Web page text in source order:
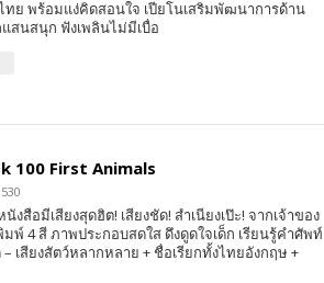
ทย พร้อมแง่คิดสอนใจ เปียโนเสริมพัฒนาการด้าน
แสนสนุก ฟังเพลินไม่มีเบื่อ
100 First Animals
งสือมีเสียงสุดฮิต! เสียงชัด! สำเนียงเป๊ะ! จากเจ้าของ
พ์ 4 สี ภาพประกอบสดใส ดึงดูดใจเด็ก เรียนรู้คำศัพท์
– เสียงสัตว์หลากหลาย + ชื่อเรียกทั้งไทยอังกฤษ +